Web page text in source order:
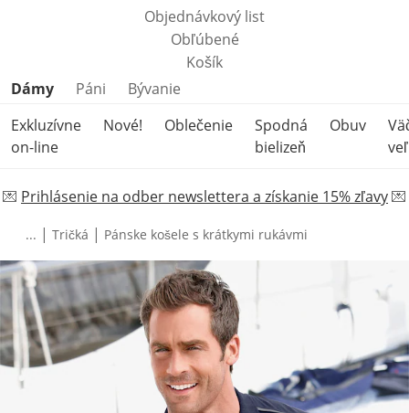
Objednávkový list
Obľúbené
Košík
Preskočiť kategórie produktov
Dámy Páni
Bývanie
Exkluzívne
on-line
Nové! Oblečenie
Spodná
bielizeň
Obuv
💌 Prihlásenie na odber newslettera a získanie 15% zľavy💌
... | Tričká | Pánske košele s krátkymi rukávmi